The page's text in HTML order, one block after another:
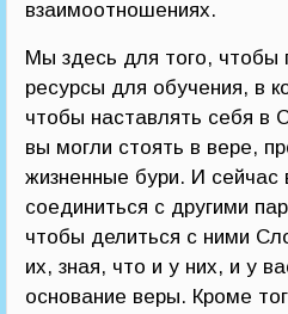
взаимоотношениях.
Мы здесь для того, чтобы
ресурсы для обучения, в
чтобы наставлять себя в
вы могли стоять в вере,
жизненные бури. И
соединиться с другими
чтобы делиться с ними
их, зная, что и у них, и у
основание веры. Кроме